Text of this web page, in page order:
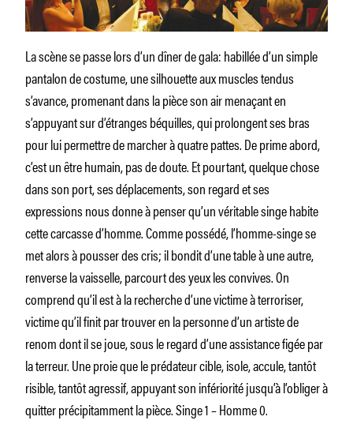
La scène se passe lors d’un dîner de gala: habillée d’un simple
pantalon de costume, une silhouette aux muscles tendus
s’avance, promenant dans la pièce son air menaçant en
s’appuyant sur d’étranges béquilles, qui prolongent ses bras
pour lui permettre de marcher à quatre pattes. De prime abord,
c’est un être humain, pas de doute. Et pourtant, quelque chose
dans son port, ses déplacements, son regard et ses
expressions nous donne à penser qu’un véritable singe habite
cette carcasse d’homme. Comme possédé, l’homme-singe se
met alors à pousser des cris; il bondit d’une table à une autre,
renverse la vaisselle, parcourt des yeux les convives. On
comprend qu’il est à la recherche d’une victime à terroriser,
victime qu’il finit par trouver en la personne d’un artiste de
renom dont il se joue, sous le regard d’une assistance figée par
la terreur. Une proie que le prédateur cible, isole, accule, tantôt
risible, tantôt agressif, appuyant son infériorité jusqu’à l’obliger à
quitter précipitamment la pièce. Singe 1 – Homme 0.